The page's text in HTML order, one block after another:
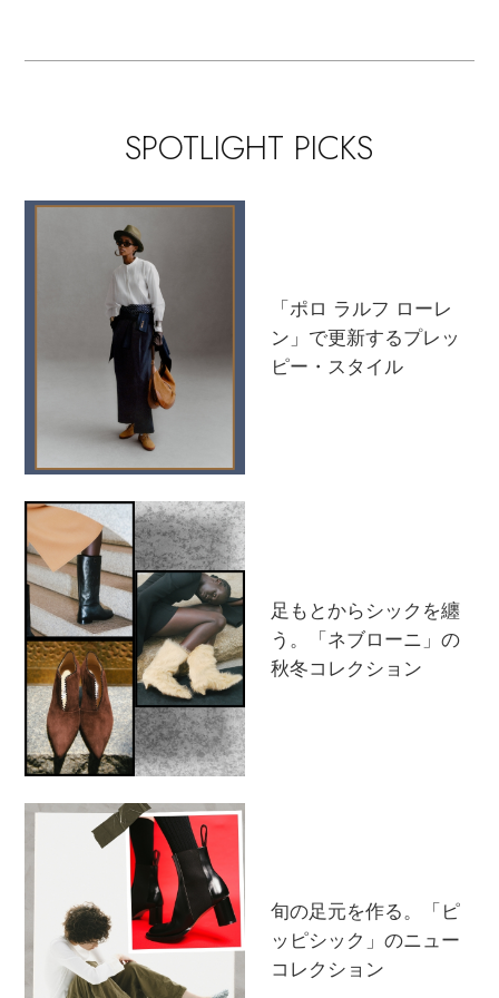
SPOTLIGHT PICKS
「ポロ ラルフ ローレ
ン」で更新するプレッ
ピー・スタイル
足もとからシックを纏
う。「ネブローニ」の
秋冬コレクション
旬の足元を作る。「ピ
ッピシック」のニュー
コレクション